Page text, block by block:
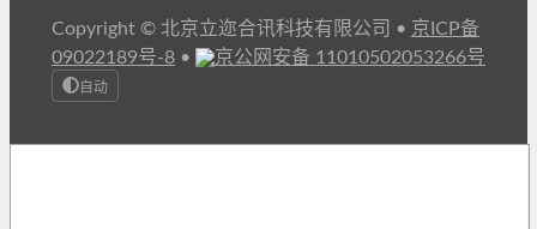
Copyright © 北京立迩合讯科技有限公司 • 京ICP备
09022189号-8 • 京公网安备 11010502053266号
自动